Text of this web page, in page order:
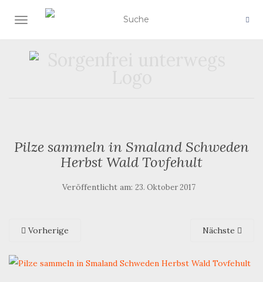
SCHALTE NAVIGATION
Pilze sammeln in Smaland Schweden
Herbst Wald Tovfehult
Veröffentlicht am: 23. Oktober 2017
Vorherige Nächste